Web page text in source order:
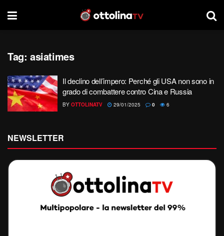
Tag: asiatimes
Il declino dell’impero: Perché gli USA non sono in
grado di combattere contro Cina e Russia
BY OTTOLINATV 29/01/2025 0 6
NEWSLETTER